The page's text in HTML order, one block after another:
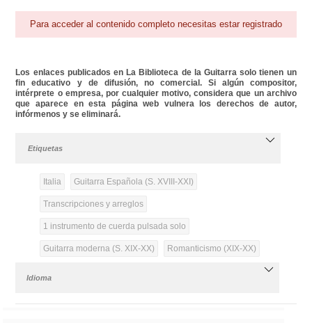
Para acceder al contenido completo necesitas estar registrado
Los enlaces publicados en La Biblioteca de la Guitarra solo tienen un
fin educativo y de difusión, no comercial. Si algún compositor,
intérprete o empresa, por cualquier motivo, considera que un archivo
que aparece en esta página web vulnera los derechos de autor,
infórmenos y se eliminará.
Etiquetas
Italia Guitarra Española (S. XVIII-XXI)
Transcripciones y arreglos
1 instrumento de cuerda pulsada solo
Guitarra moderna (S. XIX-XX) Romanticismo (XIX-XX)
Idioma